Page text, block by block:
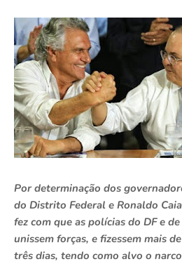
Por determinação dos
do Distrito Federal e Ronaldo
fez com que as polícias do DF e
unissem forças, e fizessem mais
três dias, tendo como alvo o